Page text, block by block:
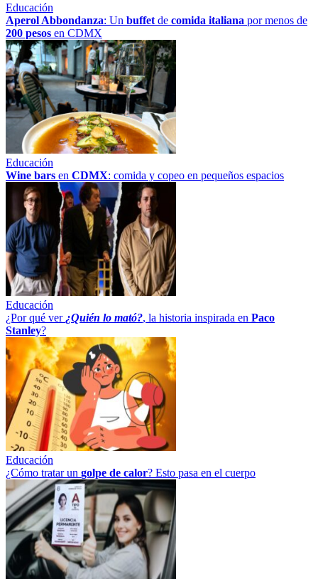
Educación
Aperol Abbondanza: Un buffet de comida italiana por menos de
200 pesos en CDMX
Educación
Wine bars en CDMX: comida y copeo en pequeños espacios
Educación
¿Por qué ver ¿Quién lo mató?, la historia inspirada en Paco
Stanley?
Educación
¿Cómo tratar un golpe de calor? Esto pasa en el cuerpo